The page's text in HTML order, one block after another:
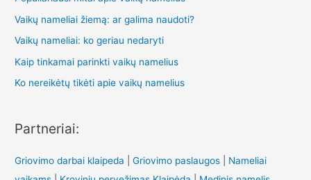
Vaikų nameliai žiemą: ar galima naudoti?
Vaikų nameliai: ko geriau nedaryti
Kaip tinkamai parinkti vaikų namelius
Ko nereikėtų tikėti apie vaikų namelius
Partneriai:
Griovimo darbai klaipeda |Griovimo paslaugos
Nameliai